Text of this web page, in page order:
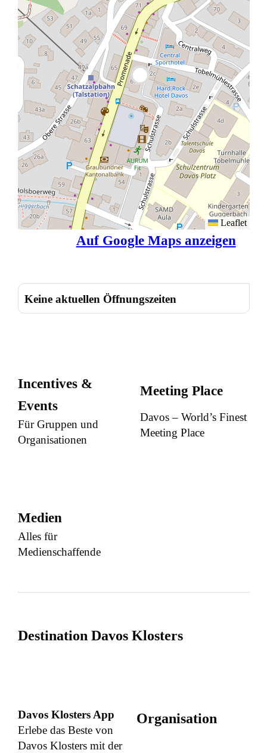
Leaflet
Auf Google Maps anzeigen
Keine aktuellen Öffnungszeiten
Incentives &
Events
Für Gruppen und
Organisationen
Meeting Place
Davos – World’s Finest
Meeting Place
Medien
Alles für
Medienschaffende
Destination Davos Klosters
Davos Klosters App
Erlebe das Beste von
Davos Klosters mit der
Organisation